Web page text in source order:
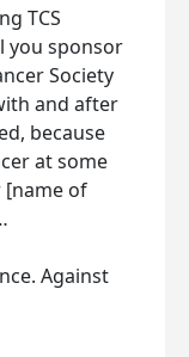
TCS
you sponsor
Society
and after
because
at some
[name of
Against